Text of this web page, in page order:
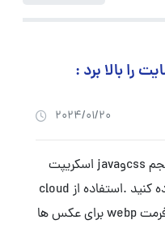
را بالا برد :
2024/01/20
از پلاگین های کمتر استفاده کنید .حجم cssوjava اسکریپت
ها را کم کنید .از پلاگین cash استفاده کنید .استفاده از cloud
flare سرعت وب سایت میشود .از فرمت webp برای عکس ها